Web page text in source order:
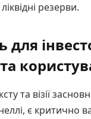
резерви.
для
та візії
є критично